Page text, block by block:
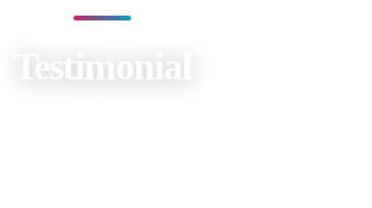
Testimonial